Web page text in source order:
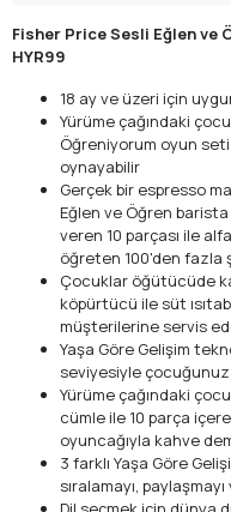
Fisher Price Sesli Eğlen ve
HYR99
18 ay ve üzeri için
Yürüme çağındaki
Öğreniyorum oyun
oynayabilir
Gerçek bir espresso
Eğlen ve Öğren
veren 10 parçası ile
öğreten 100'den fazla
Çocuklar öğütücüde
köpürtücü ile süt
müşterilerine servis
Yaşa Göre Gelişim
seviyesiyle
Yürüme çağındaki
cümle ile 10 parça
oyuncağıyla kahve
3 farklı Yaşa Göre
sıralamayı,